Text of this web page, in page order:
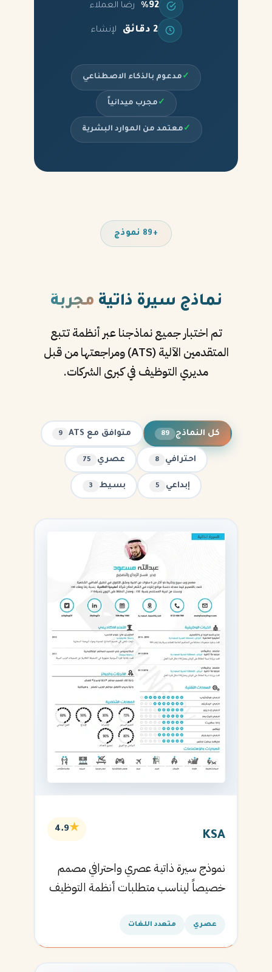
%92 رضا العملاء
2 دقائق لإنشاء
✓ مدعوم بالذكاء الاصطناعي
✓ مجرب ميدانياً
✓ معتمد من الموارد البشرية
+89 نموذج
نماذج سيرة ذاتية مجربة
تم اختبار جميع نماذجنا عبر أنظمة تتبع
المتقدمين الآلية (ATS) ومراجعتها من قبل
مديري التوظيف في كبرى الشركات.
كل النماذج 89 متوافق مع ATS 9
احترافي 8 عصري 75
إبداعي 5 بسيط 3
KSA
★
4.9
نموذج سيرة ذاتية عصري واحترافي مصمم
خصيصاً ليناسب متطلبات أنظمة التوظيف
القادمة.
عصري متعدد اللغات